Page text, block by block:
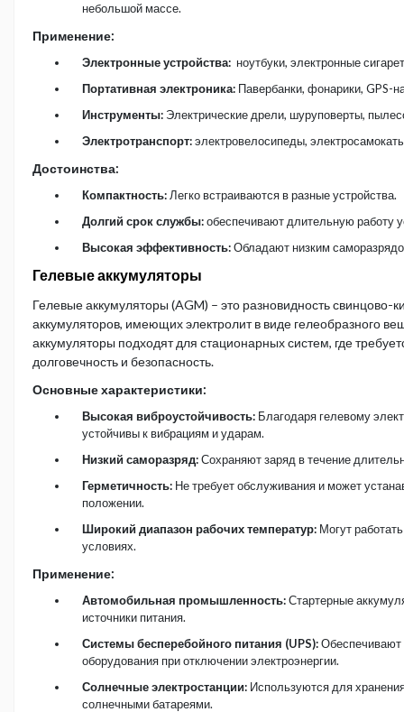
небольшой массе.
Применение:
Электронные устройства: ноутбуки, электронные
Портативная электроника: Павербанки, фонарики, GPS-
Инструменты: Электрические дрели, шуруповерты,
Электротранспорт:электровелосипеды,
Достоинства:
Компактность: Легко встраиваются в разные устройства.
Долгий срок службы:обеспечивают длительную работу
Высокая эффективность:Обладают низким
Гелевые аккумуляторы
Гелевые аккумуляторы (AGM) – это разновидность свинцово-
аккумуляторов, имеющих электролит в виде гелеобразного
аккумуляторы подходят для стационарных систем, где
долговечность и безопасность.
Основные характеристики:
Высокая виброустойчивость: Благодаря гелевому
устойчивы к вибрациям и ударам.
Низкий саморазряд:Сохраняют заряд в течение
Герметичность: Не требует обслуживания и может
положении.
Широкий диапазон рабочих температур: Могут
условиях.
Применение:
Автомобильная промышленность:Стартерные
источники питания.
Системы бесперебойного питания (UPS):Обеспечивают
оборудования при отключении электроэнергии.
Солнечные электростанции: Используются для
солнечными батареями.